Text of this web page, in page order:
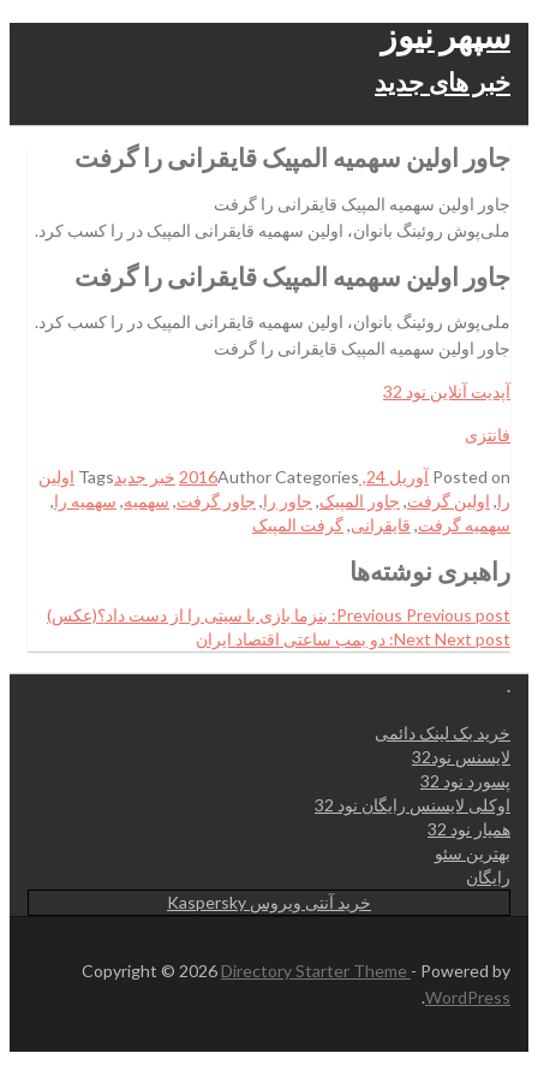
سپهر نیوز
خبر های جدید
جاور اولین سهمیه المپیک قایقرانی را گرفت
جاور اولین سهمیه المپیک قایقرانی را گرفت
ملی‌پوش روئینگ بانوان، اولین سهمیه قایقرانی المپیک در را کسب کرد.
جاور اولین سهمیه المپیک قایقرانی را گرفت
ملی‌پوش روئینگ بانوان، اولین سهمیه قایقرانی المپیک در را کسب کرد.
جاور اولین سهمیه المپیک قایقرانی را گرفت
آپدیت آنلاین نود 32
فانتزی
Posted on آوریل 24, 2016 AuthorCategories خبر جدیدTags اولین
را, اولین گرفت, جاور المپیک, جاور را, جاور گرفت, سهمیه, سهمیه را,
سهمیه گرفت, قایقرانی,گرفت المپیک
راهبری نوشته‌ها
Previous Previous post:
بنزما بازی با سیتی را از دست داد؟(عکس)
Next Next post: دو بمب ساعتی اقتصاد ایران
.
خرید بک لینک دائمی
لایسنس نود32
پسورد نود 32
اوکلی لایسنس رایگان نود 32
همیار نود 32
بهترین سئو
رایگان
خرید آنتی ویروس Kaspersky
Copyright © 2026 Directory Starter Theme - Powered by
WordPress
.